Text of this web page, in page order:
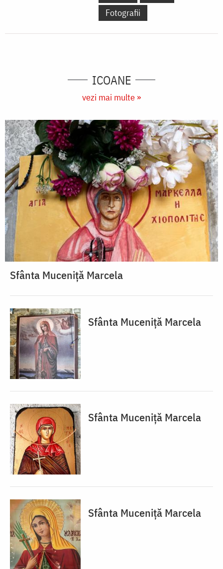
Fotografii
ICOANE
vezi mai multe »
Sfânta Muceniță Marcela
Sfânta Muceniță Marcela
Sfânta Muceniță Marcela
Sfânta Muceniță Marcela